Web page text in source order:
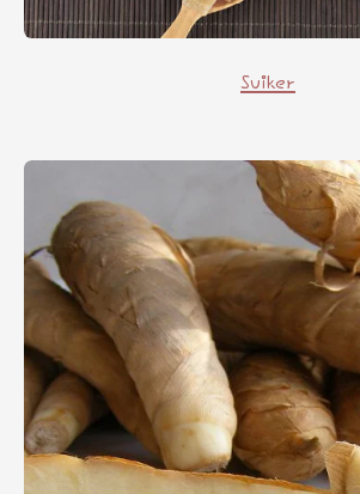
Suiker